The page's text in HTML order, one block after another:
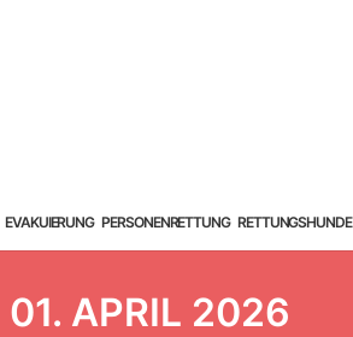
EVAKUIERUNG PERSONENRETTUNG RETTUNGSHUNDE
01. APRIL 2026